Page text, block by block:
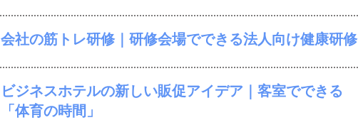
会社の筋トレ研修｜研修会場でできる法人向け健康研修
ビジネスホテルの新しい販促アイデア｜客室でできる
「体育の時間」